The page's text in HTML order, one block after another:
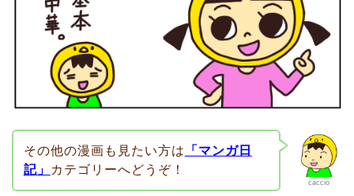
caccio
その他の漫画も見たい方は
「マンガ日
記」
カテゴリーへどうぞ！